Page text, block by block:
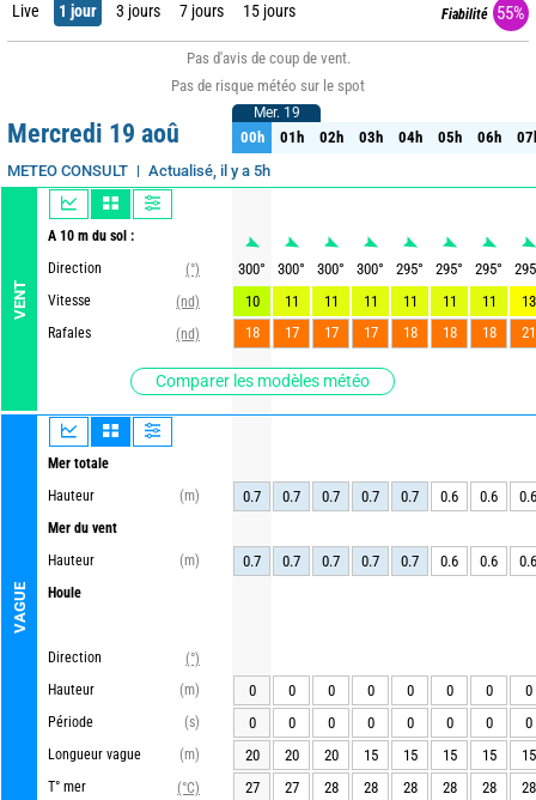
Live 1 jour 3 jours 7 jours 15 jours Fiabilité 55%
Pas d'avis de coup de vent.
Pas de risque météo sur le spot
Mercredi 19 aoû
METEO CONSULT Actualisé, il y a 5h
VENT
A 10 m du sol :
Direction
(°)
Vitesse
(nd)
Rafales
(nd)
Comparer les modèles météo
VAGUE
Mer totale
Hauteur
(m)
Mer du vent
Hauteur
(m)
Houle
Direction
(°)
Hauteur
(m)
Période
(s)
Longueur vague
(m)
T° mer
(°C)
Mer. 19
00h 01h 02h 03h 04h 05h 06h
Mer. 19
00h 01h 02h 03h 04h 05h 06h
300° 300° 300° 300° 295° 295° 295°
295
10
11 11 11 11 11 11
13
18
17 17 17 18 18 18 21
0.7 0.7 0.7 0.7 0.7 0.6 0.6 0.6
0.7 0.7 0.7 0.7 0.7 0.6 0.6 0.6
0 0 0 0 0 0 0
0
0
0 0 0 0 0 0
0
20
20 20 15 15 15 15
15
27
27 28 28 28 28 28 28